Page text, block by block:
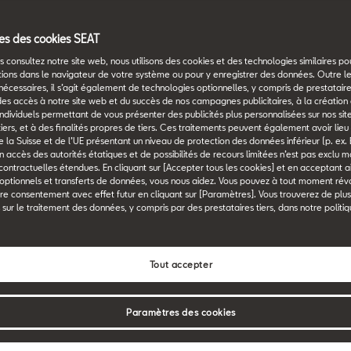
à
Vitesse max.
Puissance maximale
204 PS
Leon
des cookies SEAT
consultez notre site web, nous utilisons des cookies et des technologies similaires
dans le navigateur de votre système ou pour y enregistrer des données. Outre
il s’agit également de technologies optionnelles, y compris de
accès à notre site web et du succès de nos campagnes publicitaires, à la
permettant de vous présenter des publicités plus personnalisées sur nos
et à des finalités propres de tiers. Ces traitements peuvent également avoir lieu
la Suisse et de l’UE présentant un niveau de protection des données inférieur (p. ex.
accès des autorités étatiques et de possibilités de recours limitées n’est pas exclu
étendues. En cliquant sur [Accepter tous les cookies] et en acceptant
et transferts de données, vous nous aidez. Vous pouvez à tout moment
consentement avec effet futur en cliquant sur [Paramètres]. Vous trouverez de
sur le traitement des données, y compris par des prestataires tiers, dans notre
Tout accepter
Paramètres des cookies